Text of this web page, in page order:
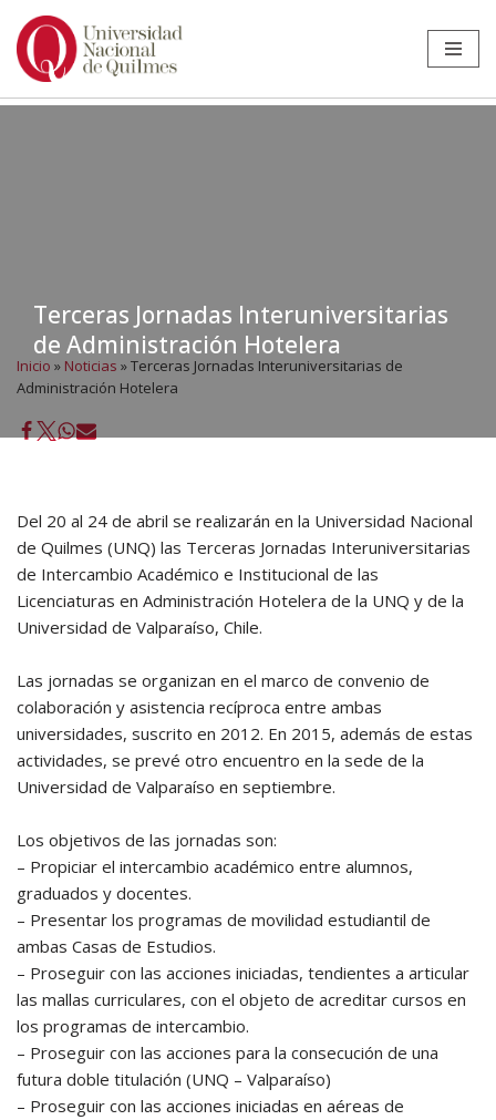
Ir
Terceras Jornadas Interuniversitarias
de Administración Hotelera
Inicio » Noticias »Terceras Jornadas Interuniversitarias de
Administración Hotelera
Del 20 al 24 de abril se realizarán en la Universidad Nacional
de Quilmes (UNQ) las Terceras Jornadas Interuniversitarias
de Intercambio Académico e Institucional de las
Licenciaturas en Administración Hotelera de la UNQ y de la
Universidad de Valparaíso, Chile.
Las jornadas se organizan en el marco de convenio de
colaboración y asistencia recíproca entre ambas
universidades, suscrito en 2012. En 2015, además de estas
actividades, se prevé otro encuentro en la sede de la
Universidad de Valparaíso en septiembre.
Los objetivos de las jornadas son:
– Propiciar el intercambio académico entre alumnos,
graduados y docentes.
– Presentar los programas de movilidad estudiantil de
ambas Casas de Estudios.
– Proseguir con las acciones iniciadas, tendientes a articular
las mallas curriculares, con el objeto de acreditar cursos en
los programas de intercambio.
– Proseguir con las acciones para la consecución de una
futura doble titulación (UNQ – Valparaíso)
– Proseguir con las acciones iniciadas en aéreas de